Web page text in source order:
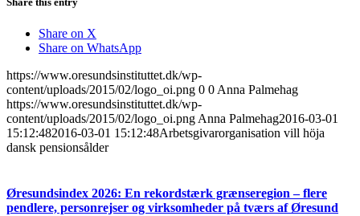
Share on X
Share on WhatsApp
https://www.oresundsinstituttet.dk/wp-
content/uploads/2015/02/logo_oi.png 0 0 Anna Palmehag
https://www.oresundsinstituttet.dk/wp-
content/uploads/2015/02/logo_oi.png Anna Palmehag2016-03-01
15:12:482016-03-01 15:12:48Arbetsgivarorganisation vill höja
dansk pensionsålder
Øresundsindex 2026: En rekordstærk grænseregion – flere
pendlere, personrejser og virksomheder på tværs af Øresund